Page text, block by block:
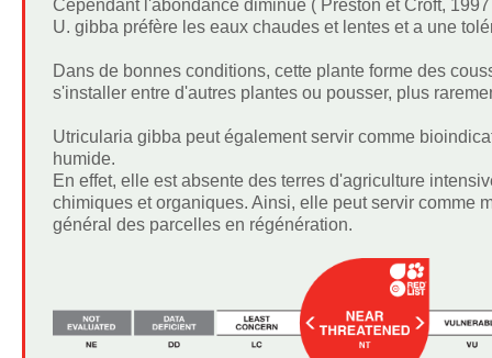
Cependant l'abondance diminue ( Preston et Croft, 1997
U. gibba préfère les eaux chaudes et lentes et a une
Dans de bonnes conditions, cette plante forme des
s'installer entre d'autres plantes ou pousser, plus
Utricularia gibba peut également servir comme
humide.
En effet, elle est absente des terres d'agriculture
chimiques et organiques. Ainsi, elle peut servir comme
général des parcelles en régénération.